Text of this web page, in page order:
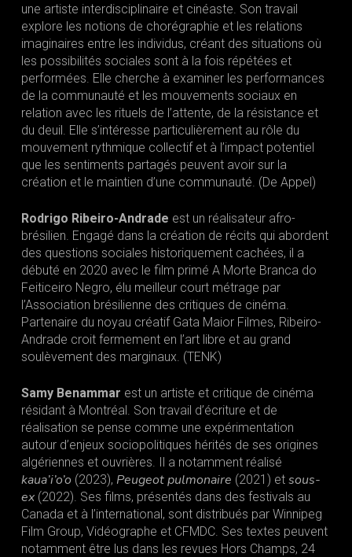
une artiste interdisciplinaire et cinéaste. Son travail
explore les notions de chorégraphie et les relations
imaginaires entre les individus, créant des situations où
les possibilités sociales sont à la fois répétées et
performées. Elle cherche à examiner les performances
de la communauté et les mouvements sociaux en
relation avec les rituels de l’attente, de la résistance et
du deuil. Elle s’intéresse particulièrement au rôle du
mouvement rythmique collectif et à l’impact potentiel
que les sentiments partagés peuvent avoir sur la
création et le maintien d’une communauté. (De Appel)
Rodrigo Ribeiro-Andrade est un réalisateur afro-
brésilien. Engagé dans la création de récits qui abordent
des questions sociales historiquement cachées, il a
débuté en 2020 avec le film primé A Morte Branca do
Feiticeiro Negro, élu meilleur court métrage par
l’Association brésilienne des critiques de cinéma.
Partenaire du noyau créatif Gata Maior Filmes, Ribeiro-
Andrade croit fermement en l’art libre et au grand
soulèvement des marginaux. (TENK)
Samy Benammar est un artiste et critique de cinéma
résidant à Montréal. Son travail d’écriture et de
réalisation se pense comme une expérimentation
autour d’enjeux sociopolitiques hérités de ses origines
algériennes et ouvrières. Il a notamment réalisé
kaua’i’o’o (2023), Peugeot pulmonaire (2021) etsous-
ex (2022). Ses films, présentés dans des festivals au
Canada et à l’international, sont distribués par Winnipeg
Film Group, Vidéographe et CFMDC. Ses textes peuvent
notamment être lus dans les revues Hors Champs, 24